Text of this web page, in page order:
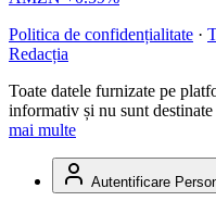
Politica de confidențialitate ·
Redacția
Toate datele furnizate pe
informativ și nu sunt
mai multe
Autentificare